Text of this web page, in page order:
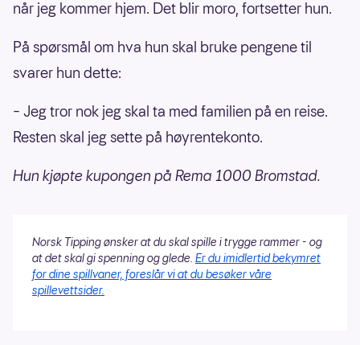
når jeg kommer hjem. Det blir moro, fortsetter hun.
På spørsmål om hva hun skal bruke pengene til
svarer hun dette:
– Jeg tror nok jeg skal ta med familien på en reise.
Resten skal jeg sette på høyrentekonto.
Hun kjøpte kupongen på Rema 1000 Bromstad.
Norsk Tipping ønsker at du skal spille i trygge rammer - og
at det skal gi spenning og glede. Er du imidlertid bekymret
for dine spillvaner, foreslår vi at du besøker våre
spillevettsider.